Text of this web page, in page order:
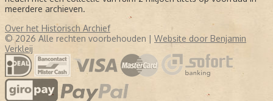
meerdere archieven.
Over het Historisch Archief
© 2026 Alle rechten voorbehouden | Website door Benjamin
Verkleij